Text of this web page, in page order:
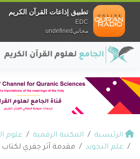
الرئيسية المكتبة الرقمية
علوم
علم التجويد
مقدمة آثر جفري
تطبيق إذاعات القرآن الكريم
EDC
مجانيundefined